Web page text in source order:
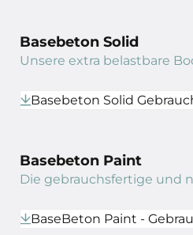
Basebeton Solid
Unsere extra belastbare
Basebeton Paint
Die gebrauchsfertige und